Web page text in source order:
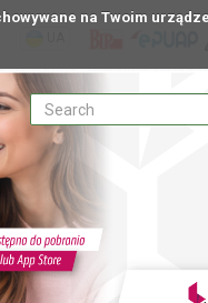
na Twoim